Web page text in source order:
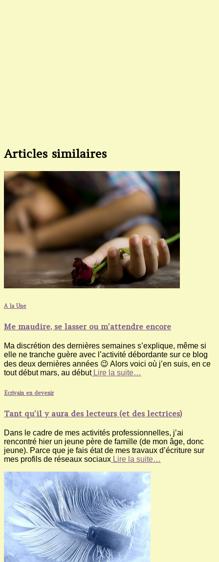
Articles similaires
A la Une
Me maudire, se lasser ou m’attendre encore
Ma discrétion des dernières semaines s’explique, même si
elle ne tranche guère avec l’activité débordante sur ce blog
des deux dernières années 😉 Alors voici où j’en suis, en ce
tout début mars, au débutLire la suite…
Ecrivain en devenir
Tant qu’il y aura des lecteurs (et des lectrices)
Dans le cadre de mes activités professionnelles, j’ai
rencontré hier un jeune père de famille (de mon âge, donc
jeune). Parce que je fais état de mes travaux d’écriture sur
mes profils de réseaux sociaux Lire la suite…